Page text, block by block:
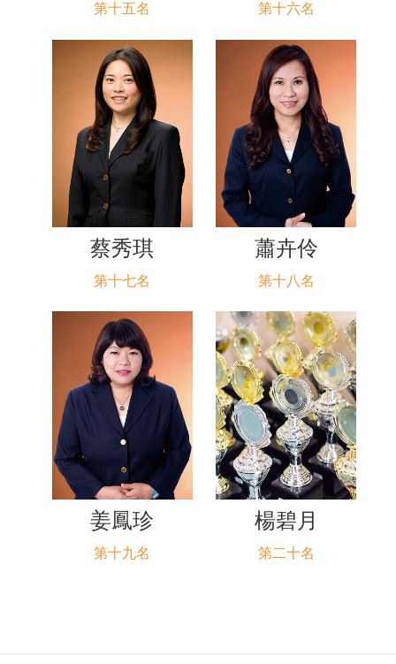
第十五名 第十六名
蔡秀琪
第十七名
蕭卉伶
第十八名
姜鳳珍
第十九名
楊碧月
第二十名